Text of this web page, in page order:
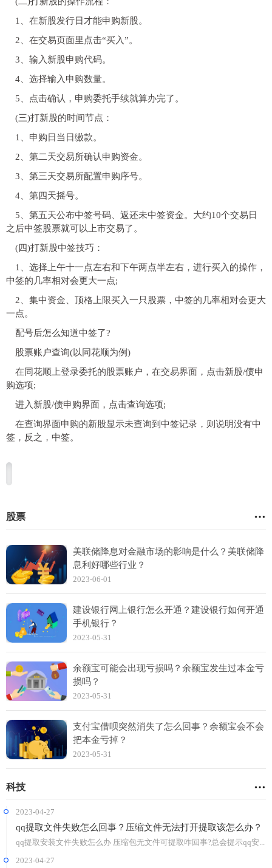
1、在新股发行日才能申购新股。
2、在交易页面里点击“买入”。
3、输入新股申购代码。
4、选择输入申购数量。
5、点击确认，申购委托手续就算办完了。
(三)打新股的时间节点：
1、申购日当日缴款。
2、第二天交易所确认申购资金。
3、第三天交易所配置申购序号。
4、第四天摇号。
5、第五天公布中签号码、返还未中签资金。大约10个交易日
之后中签股票就可以上市交易了。
(四)打新股中签技巧：
1、选择上午十一点左右和下午两点半左右，进行买入的操作，
中签的几率相对会更大一点;
2、集中资金、顶格上限买入一只股票，中签的几率相对会更大
一点。
配号后怎么知道中签了?
股票账户查询(以同花顺为例)
在同花顺上登录委托的股票账户，在交易界面，点击新股/债申
购选项;
进入新股/债申购界面，点击查询选项;
在查询界面申购的新股显示未查询到中签记录，则说明没有中
签，反之，中签。
股票
美联储降息对金融市场的影响是什么？美联储降
息利好哪些行业？
2023-06-01
建设银行网上银行怎么开通？建设银行如何开通
手机银行？
2023-05-31
余额宝可能会出现亏损吗？余额宝发生过本金亏
损吗？
2023-05-31
支付宝借呗突然消失了怎么回事？余额宝会不会
把本金亏掉？
2023-05-31
科技
2023-04-27
qq提取文件失败怎么回事？压缩文件无法打开提取该怎么办？
qq提取安装文件失败怎么办 压缩包无文件可提取咋回事?总会提示qq安...
2023-04-27